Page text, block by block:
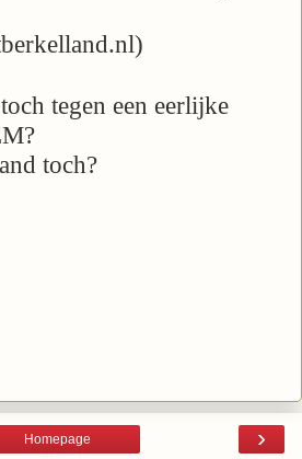
tegen een eerlijke
toch?
›
Homepage